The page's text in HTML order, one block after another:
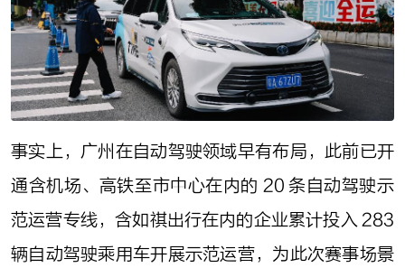
事实上，广州在自动驾驶领域早有布局，此前已开
通含机场、高铁至市中心在内的 20 条自动驾驶示
范运营专线，含如祺出行在内的企业累计投入 283
辆自动驾驶乘用车开展示范运营，为此次赛事场景